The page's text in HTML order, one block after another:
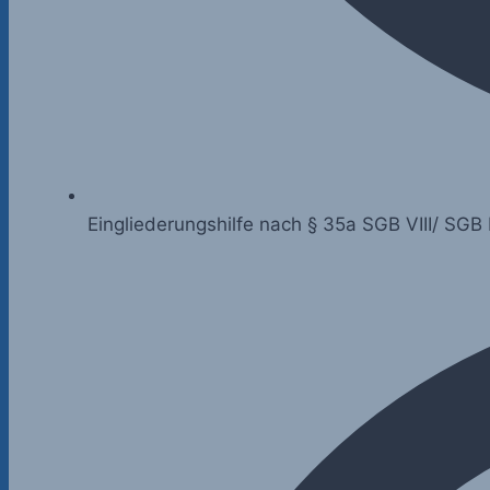
Eingliederungshilfe nach § 35a SGB VIII/ SGB